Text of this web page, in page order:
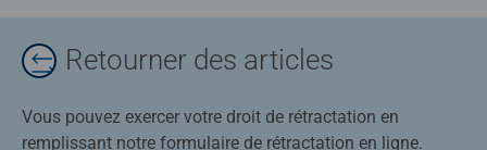
Retourner des articles
Vous pouvez exercer votre droit de rétractation en
remplissant notre formulaire de rétractation en ligne.